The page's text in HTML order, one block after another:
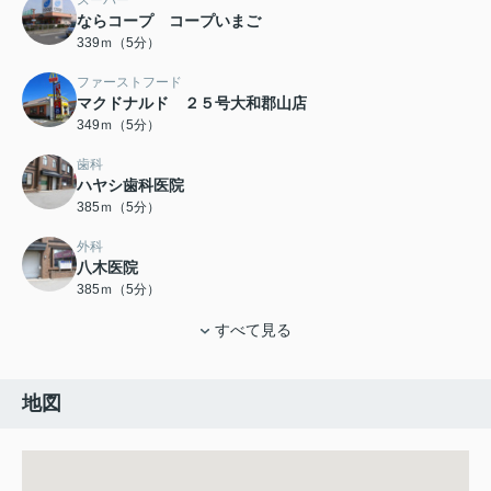
ならコープ コープいまご
339ｍ（5分）
ファーストフード
マクドナルド ２５号大和郡山店
349ｍ（5分）
歯科
ハヤシ歯科医院
385ｍ（5分）
外科
八木医院
385ｍ（5分）
すべて見る
地図